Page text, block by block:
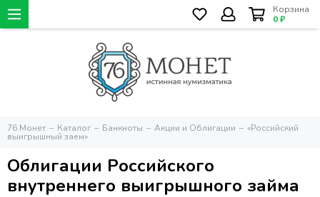
Корзина
0 ₽
76 Монет Каталог Банкноты Акции и Облигации «Российский
выигрышный заем»
Облигации Российского
внутреннего выигрышного займа